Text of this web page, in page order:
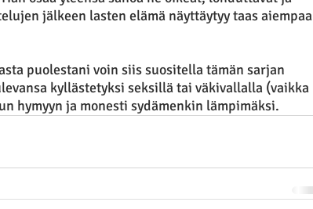
jälkeen lasten elämä näyttäytyy taas aiempaa
puolestani voin siis suositella tämän sarjan
kyllästetyksi seksillä tai väkivallalla (vaikka
hymyyn ja monesti sydämenkin lämpimäksi.